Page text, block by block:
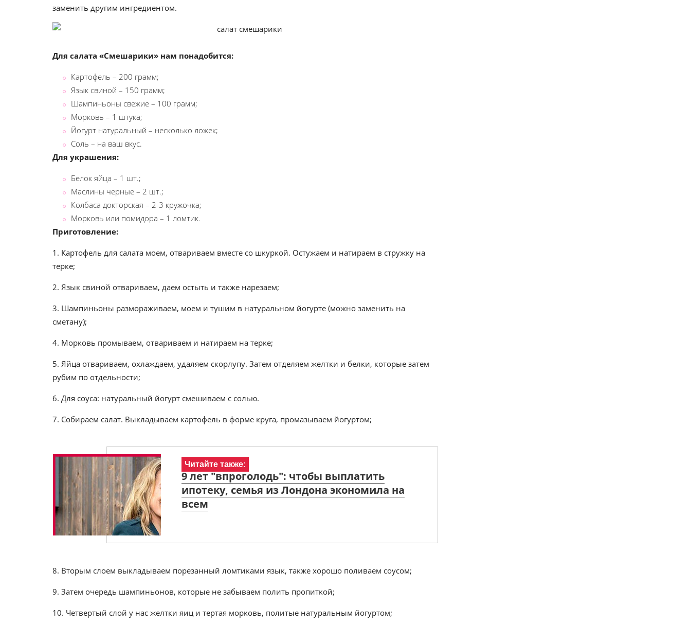
заменить другим ингредиентом.
Для салата «Смешарики» нам понадобится:
Картофель – 200 грамм;
Язык свиной – 150 грамм;
Шампиньоны свежие – 100 грамм;
Морковь – 1 штука;
Йогурт натуральный – несколько ложек;
Соль – на ваш вкус.
Для украшения:
Белок яйца – 1 шт.;
Маслины черные – 2 шт.;
Колбаса докторская – 2-3 кружочка;
Морковь или помидора – 1 ломтик.
Приготовление:
1. Картофель для салата моем, отвариваем вместе со шкуркой. Остужаем и натираем в стружку на
терке;
2. Язык свиной отвариваем, даем остыть и также нарезаем;
3. Шампиньоны размораживаем, моем и тушим в натуральном йогурте (можно заменить на
сметану);
4. Морковь промываем, отвариваем и натираем на терке;
5. Яйца отвариваем, охлаждаем, удаляем скорлупу. Затем отделяем желтки и белки, которые затем
рубим по отдельности;
6. Для соуса: натуральный йогурт смешиваем с солью.
7. Собираем салат. Выкладываем картофель в форме круга, промазываем йогуртом;
Читайте также:
9 лет "впроголодь": чтобы выплатить
ипотеку, семья из Лондона экономила на
всем
8. Вторым слоем выкладываем порезанный ломтиками язык, также хорошо поливаем соусом;
9. Затем очередь шампиньонов, которые не забываем полить пропиткой;
10. Четвертый слой у нас желтки яиц и тертая морковь, политые натуральным йогуртом;